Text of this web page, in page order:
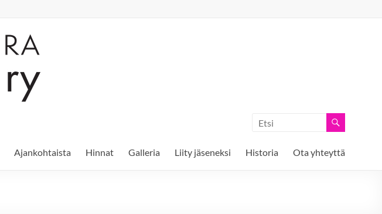
Ajankohtaista Hinnat Galleria Liity jäseneksi Historia Ota yhteyttä